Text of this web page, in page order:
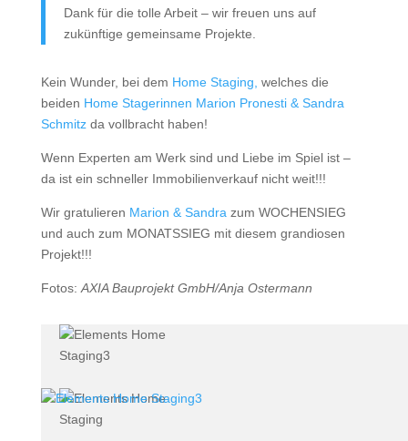
Dank für die tolle Arbeit – wir freuen uns auf
zukünftige gemeinsame Projekte.
Kein Wunder, bei dem Home Staging, welches die
beiden Home Stagerinnen Marion Pronesti & Sandra
Schmitzda vollbracht haben!
Wenn Experten am Werk sind und Liebe im Spiel ist –
da ist ein schneller Immobilienverkauf nicht weit!!!
Wir gratulieren Marion & Sandra zum WOCHENSIEG
und auch zum MONATSSIEG mit diesem grandiosen
Projekt!!!
Fotos: AXIA Bauprojekt GmbH/Anja Ostermann